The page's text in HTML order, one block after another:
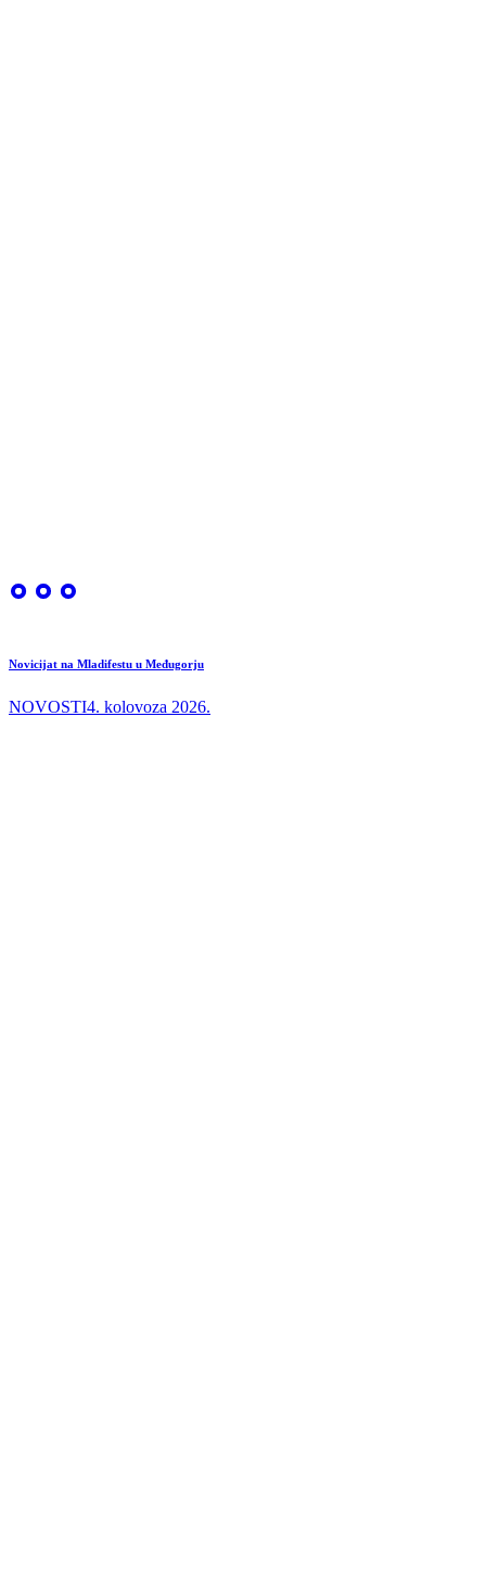
Novicijat na Mladifestu u Međugorju
NOVOSTI4. kolovoza 2026.